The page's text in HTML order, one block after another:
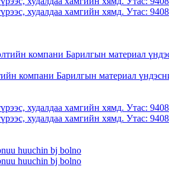
худалдаа хамгийн хямд. Утас:
компани Барилгын материал
худалдаа хамгийн хямд. Утас:
худалдаа хамгийн хямд. Утас:
huuchin bj bolno
huuchin bj bolno